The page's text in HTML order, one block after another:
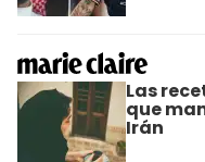
Las
que
Irán